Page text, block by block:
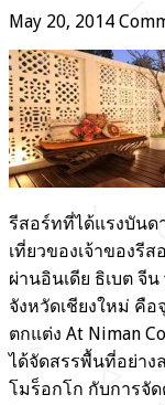
May 20, 2014
รีสอร์ทที่ได้แรงบันด
เที่ยวของเจ้าของรี
ผ่านอินเดีย ธิเบต จี
จังหวัดเชียงใหม่ คื
ตกแต่ง At Niman
ได้จัดสรรพื้นที่อย่าง
โมร็อกโก กับการจั